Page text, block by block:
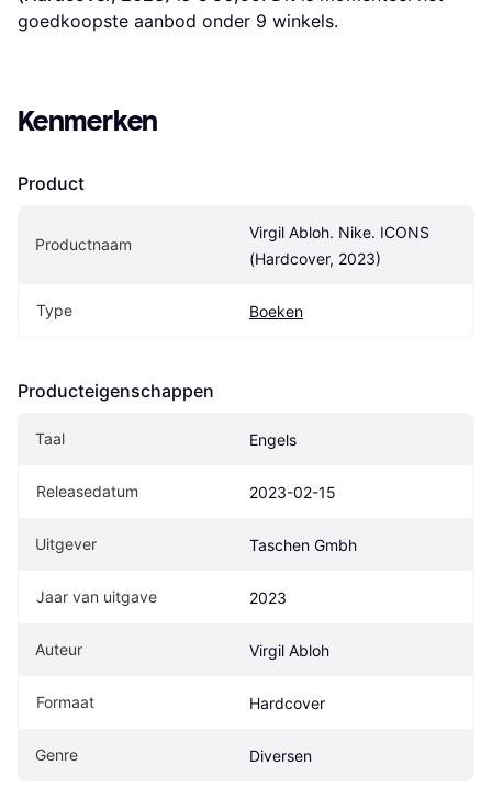
goedkoopste aanbod onder 9 winkels.
Kenmerken
Product
Productnaam
Virgil Abloh. Nike. ICONS
(Hardcover, 2023)
Type Boeken
Producteigenschappen
Taal Engels
Releasedatum 2023-02-15
Uitgever Taschen Gmbh
Jaar van uitgave 2023
Auteur Virgil Abloh
Formaat Hardcover
Genre Diversen